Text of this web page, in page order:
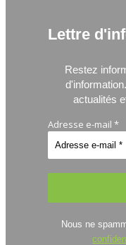
Lettre
Restez
d'information.
actualités
Adresse e-mail *
Nous ne